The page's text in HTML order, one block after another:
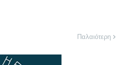
Παλαιότερη